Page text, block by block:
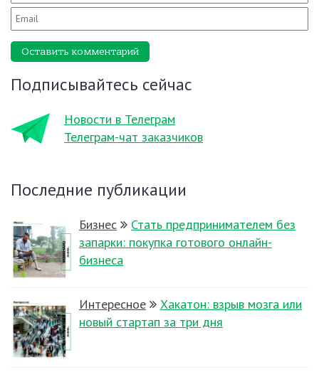
Оставить комментарий
Подписывайтесь сейчас
Новости в Телеграм
Телеграм-чат заказчиков
Последние публикации
Бизнес
Стать предпринимателем без
запарки: покупка готового онлайн-
бизнеса
Интересное
Хакатон: взрыв мозга или
новый стартап за три дня